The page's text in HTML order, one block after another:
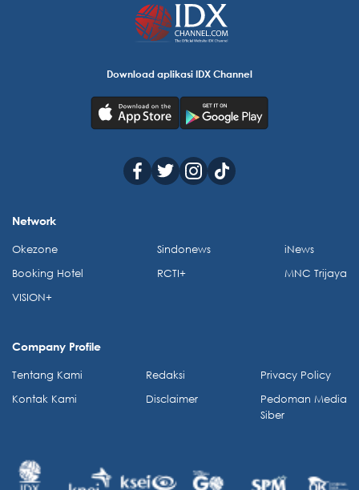
Download aplikasi IDX Channel
Network
Okezone
Booking Hotel
VISION+
Sindonews
RCTI+
iNews
MNC Trijaya
Company Profile
Tentang Kami
Kontak Kami
Redaksi
Disclaimer
Privacy Policy
Pedoman Media
Siber